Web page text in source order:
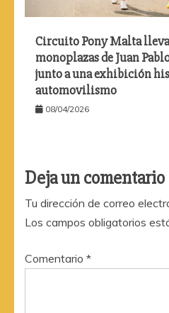
Circuito Pony Malta
monoplazas de Juan
junto a una exhibición
automovilismo
08/04/2026
Deja un comentario
Tu dirección de correo
Los campos obligatorios
Comentario *